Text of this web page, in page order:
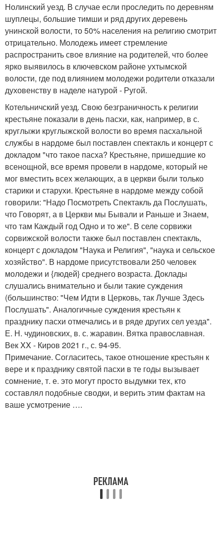
Нолинский уезд. В случае если проследить по деревням
шуплецы, большие тимши и ряд других деревень
унинской волости, то 50% населения на религию смотрит
отрицательно. Молодежь имеет стремление
распространить свое влияние на родителей, что более
ярко выявилось в ключевском районе ухтымской
волости, где под влиянием молодежи родители отказали
духовенству в наделе натурой - Ругой.
Котельничский уезд. Свою безграничность к религии
крестьяне показали в день пасхи, как, например, в с.
круглыжи круглыжской волости во время пасхальной
службы в нардоме был поставлен спектакль и концерт с
докладом "что такое пасха? Крестьяне, пришедшие ко
всенощной, все время провели в нардоме, который не
мог вместить всех желающих, а в церкви были только
старики и старухи. Крестьяне в нардоме между собой
говорили: "Надо Посмотреть Спектакль да Послушать,
что Говорят, а в Церкви мы Бывали и Раньше и Знаем,
что там Каждый год Одно и то же". В селе сорвижи
сорвижской волости также был поставлен спектакль,
концерт с докладом "Наука и Религия", "наука и сельское
хозяйство". В нардоме присутствовали 250 человек
молодежи и {людей} среднего возраста. Доклады
слушались внимательно и были такие суждения
(большинство: "Чем Идти в Церковь, так Лучше Здесь
Послушать". Аналогичные суждения крестьян к
празднику пасхи отмечались и в ряде других сел уезда".
Е. Н. чудиновских, в. с. жаравин. Вятка православная.
Век XX - Киров 2021 г., с. 94-95.
Примечание. Согласитесь, такое отношение крестьян к
вере и к празднику святой пасхи в те годы вызывает
сомнение, т. е. это могут просто выдумки тех, кто
составлял подобные сводки, и верить этим фактам на
ваше усмотрение ….